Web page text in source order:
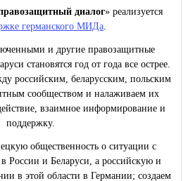
диалог» реализуется
германского МИДа
и другие правозащитные
становятся год от года все острее.
российским, беларусским, польским
сообществом и налаживаем их
взаимное информирование и
поддержку.
общественность о ситуации с
России и Беларуси, а российскую и
в этой области в Германии; создаем